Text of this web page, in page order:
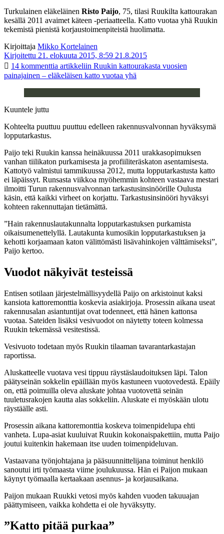
Turkulainen eläkeläinen Risto Paijo, 75, tilasi Ruukilta kattourakan
kesällä 2011 avaimet käteen -periaatteella. Katto vuotaa yhä Ruukin
tekemistä pienistä korjaustoimenpiteistä huolimatta.
Kirjoittaja Mikko Kortelainen
Kirjoitettu 21. elokuuta 2015, 8:59 21.8.2015
14 kommenttia artikkeliin Ruukin kattourakasta vuosien
painajainen – eläkeläisen katto vuotaa yhä
Kuuntele juttu
Kohteelta puuttuu puuttuu edelleen rakennusvalvonnan hyväksymä
lopputarkastus.
Paijo teki Ruukin kanssa heinäkuussa 2011 urakkasopimuksen
vanhan tiilikaton purkamisesta ja profiiliteräskaton asentamisesta.
Kattotyö valmistui tammikuussa 2012, mutta lopputarkastusta katto
ei läpäissyt. Runsasta viikkoa myöhemmin kohteen vastaava mestari
ilmoitti Turun rakennusvalvonnan tarkastusinsinöörille Oulusta
käsin, että kaikki virheet on korjattu. Tarkastusinsinööri hyväksyi
kohteen rakennuttajan tietämättä.
”Hain rakennuslautakunnalta lopputarkastuksen purkamista
oikaisumenettelyllä. Lautakunta kumosikin lopputarkastuksen ja
kehotti korjaamaan katon välittömästi lisävahinkojen välttämiseksi”,
Paijo kertoo.
Vuodot näkyivät testeissä
Entisen sotilaan järjestelmällisyydellä Paijo on arkistoinut kaksi
kansiota kattoremonttia koskevia asiakirjoja. Prosessin aikana useat
rakennusalan asiantuntijat ovat todenneet, että hänen kattonsa
vuotaa. Sateiden lisäksi vesivuodot on näytetty toteen kolmessa
Ruukin tekemässä vesitestissä.
Vesivuoto todetaan myös Ruukin tilaaman tavarantarkastajan
raportissa.
Aluskatteelle vuotava vesi tippuu räystäslaudoituksen läpi. Talon
päätyseinän sokkelin epäillään myös kastuneen vuotovedestä. Epäily
on, että poimuilla oleva aluskate johtaa vuotovettä seinän
tuuletusrakojen kautta alas sokkeliin. Aluskate ei myöskään ulotu
räystäälle asti.
Prosessin aikana kattoremonttia koskeva toimenpidelupa ehti
vanheta. Lupa-asiat kuuluivat Ruukin kokonaispakettiin, mutta Paijo
joutui kuitenkin hakemaan itse uuden toimenpideluvan.
Vastaavana työnjohtajana ja pääsuunnittelijana toiminut henkilö
sanoutui irti työmaasta viime joulukuussa. Hän ei Paijon mukaan
käynyt työmaalla kertaakaan asennus- ja korjausaikana.
Paijon mukaan Ruukki vetosi myös kahden vuoden takuuajan
päättymiseen, vaikka kohdetta ei ole hyväksytty.
”Katto pitää purkaa”